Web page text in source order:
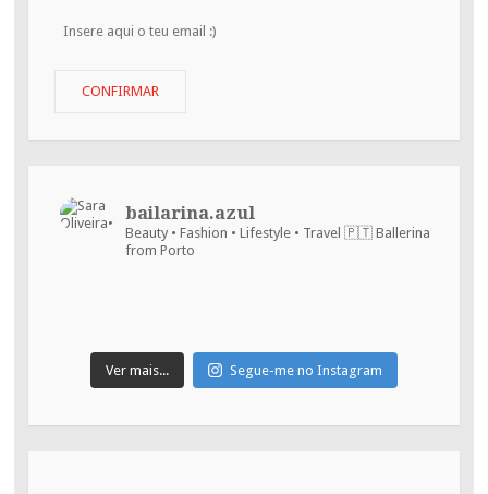
Insere
CONFIRMAR
bailarina.azul
Beauty • Fashion • Lifestyle • Travel 🇵🇹 Ballerina
from Porto
Ver mais... Segue-me no Instagram